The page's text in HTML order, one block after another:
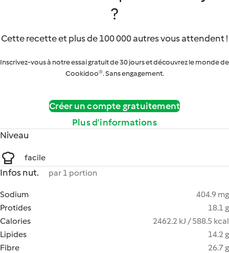
?
Cette recette et plus de 100 000 autres vous attendent !
Inscrivez-vous à notre essai gratuit de 30 jours et découvrez le monde de
Cookidoo®. Sans engagement.
Créer un compte gratuitement
Plus d’informations
Niveau
facile
Infos nut. par 1 portion
Sodium
404.9 mg
Protides
18.1 g
Calories
2462.2 kJ / 588.5 kcal
Lipides
14.2 g
Fibre
26.7 g